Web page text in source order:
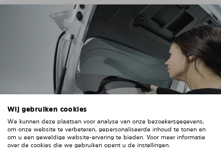
Wij gebruiken cookies
We kunnen deze plaatsen voor analyse van onze bezoekersgegevens,
om onze website te verbeteren, gepersonaliseerde inhoud te tonen en
om u een geweldige website-ervaring te bieden. Voor meer informatie
over de cookies die we gebruiken opent u de instellingen.